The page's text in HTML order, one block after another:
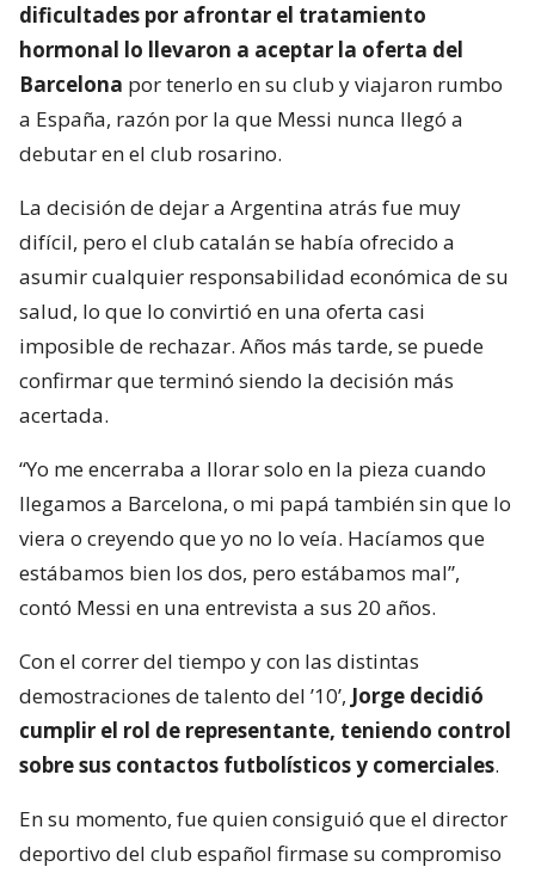
dificultades por afrontar el tratamiento
hormonal lo llevaron a aceptar la oferta del
Barcelona por tenerlo en su club y viajaron rumbo
a España, razón por la que Messi nunca llegó a
debutar en el club rosarino.
La decisión de dejar a Argentina atrás fue muy
difícil, pero el club catalán se había ofrecido a
asumir cualquier responsabilidad económica de su
salud, lo que lo convirtió en una oferta casi
imposible de rechazar. Años más tarde, se puede
confirmar que terminó siendo la decisión más
acertada.
“Yo me encerraba a llorar solo en la pieza cuando
llegamos a Barcelona, o mi papá también sin que lo
viera o creyendo que yo no lo veía. Hacíamos que
estábamos bien los dos, pero estábamos mal”,
contó Messi en una entrevista a sus 20 años.
Con el correr del tiempo y con las distintas
demostraciones de talento del ’10’, Jorge decidió
cumplir el rol de representante, teniendo control
sobre sus contactos futbolísticos y comerciales.
En su momento, fue quien consiguió que el director
deportivo del club español firmase su compromiso